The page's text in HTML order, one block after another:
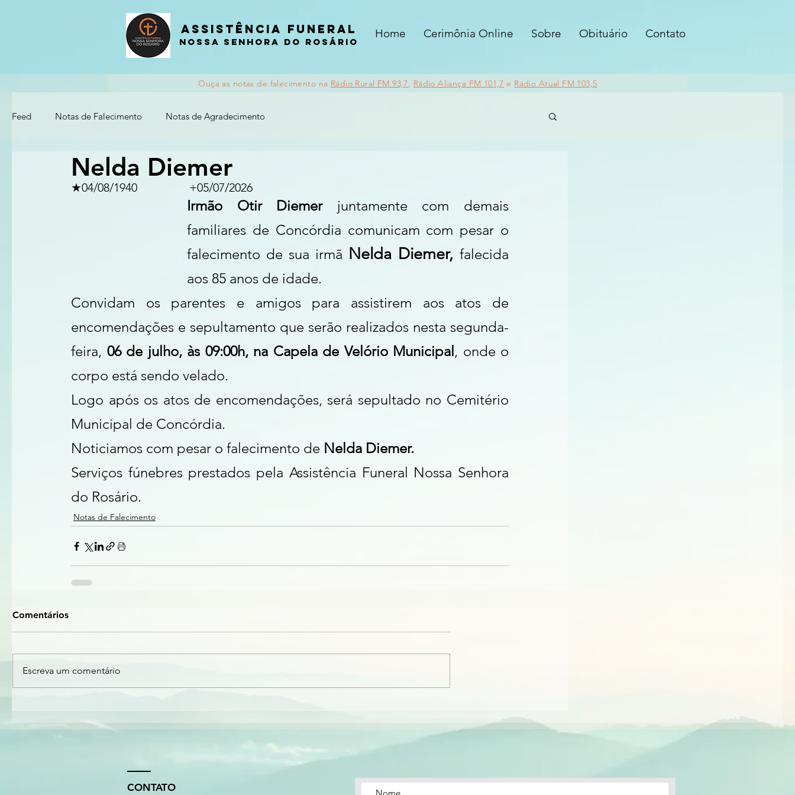
Assistência funeral
nossa senhora do rosário
Home Cerimônia Online Sobre Obituário Contato
Ouça as notas de falecimento na Rádio Rural FM 93,7, Rádio Aliança FM 101,7 e Rádio Atual FM 103,5
Feed Notas de Falecimento Notas de Agradecimento
Nelda Diemer
★04/08/1940               	+05/07/2026
Irmão Otir Diemer juntamente com demais
familiares de Concórdia comunicam com pesar o
falecimento de sua irmã Nelda Diemer, falecida
aos 85 anos de idade.
Convidam os parentes e amigos para assistirem aos atos de
encomendações e sepultamento que serão realizados nesta segunda-
feira, 06 de julho, às 09:00h, na Capela de Velório Municipal , onde o
corpo está sendo velado.
Logo após os atos de encomendações, será sepultado no Cemitério
Municipal de Concórdia.
Noticiamos com pesar o falecimento de Nelda Diemer.
Serviços fúnebres prestados pela Assistência Funeral Nossa Senhora
do Rosário.
Notas de Falecimento
Comentários
Escreva um comentário
CONTATO